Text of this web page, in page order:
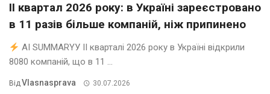
II квартал 2026 року: в Україні зареєстровано
в 11 разів більше компаній, ніж припинено
AI SUMMARYУ ІІ кварталі 2026 року в Україні відкрили
8080 компаній, що в 11 ...
ВідVlasnasprava 30.07.2026